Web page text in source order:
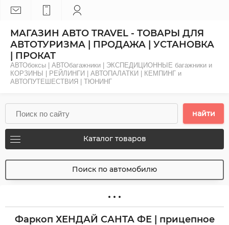
МАГАЗИН АВТО TRAVEL - ТОВАРЫ ДЛЯ
АВТОТУРИЗМА | ПРОДАЖА | УСТАНОВКА
| ПРОКАТ
АВТОбоксы | АВТОбагажники | ЭКСПЕДИЦИОННЫЕ багажники и
КОРЗИНЫ | РЕЙЛИНГИ | АВТОПАЛАТКИ | КЕМПИНГ и
АВТОПУТЕШЕСТВИЯ | ТЮНИНГ
найти
Каталог товаров
Поиск по автомобилю
Фаркоп ХЕНДАЙ САНТА ФЕ | прицепное